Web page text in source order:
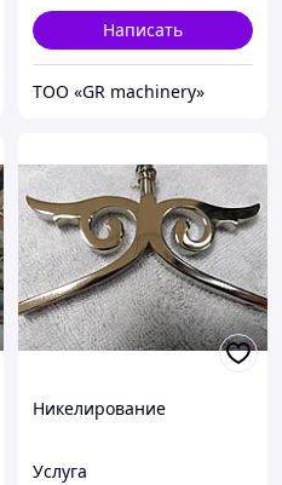
Написать
ТОО «GR machinery»
Никелирование
Услуга